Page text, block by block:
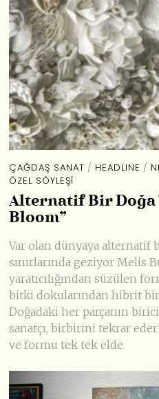
ÇAĞDAŞ SANAT / HEADLINE /
ÖZEL SÖYLEŞI
Alternatif Bir Doğa
Bloom”
Var olan dünyaya alternatif
sınırlarında geziyor Melis
yaratıcılığından süzülen
bitki dokularından hibrit
Doğadaki her parçanın
sanatçı, birbirini tekrar
ve formu tek tek elde